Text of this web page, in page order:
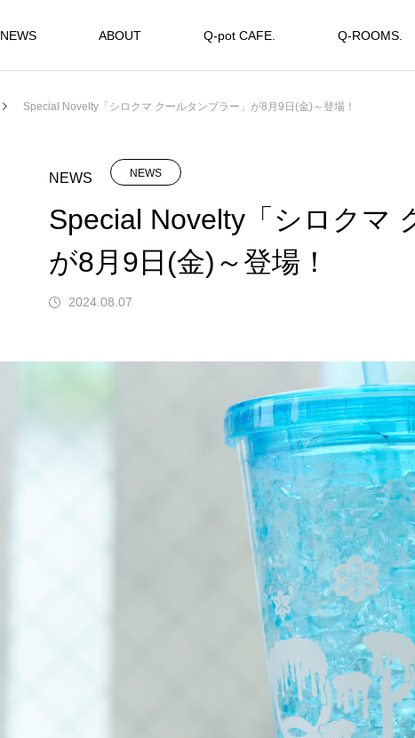
NEWS ABOUT Q-pot CAFE. Q-ROOMS.
Special Novelty「シロクマ クールタンブラー」が8月9日(金)～登場！
NEWS NEWS
Special Novelty「シロクマ
が8月9日(金)～登場！
2024.08.07